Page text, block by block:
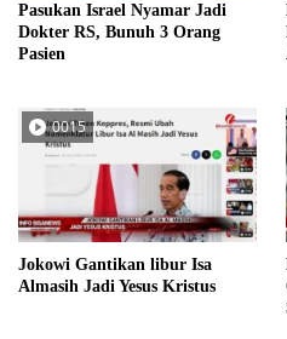
Pasukan Israel Nyamar Jadi
Dokter RS, Bunuh 3 Orang
Pasien
0015
Jokowi Gantikan libur Isa
Almasih Jadi Yesus Kristus